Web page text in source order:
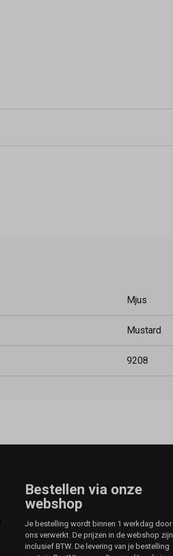
Mjus
Mustard
9208
Bestellen via onze
webshop
Je bestelling wordt binnen 1 werkdag door
ons verwerkt. De prijzen in de webshop zijn
inclusief BTW. De levering van je bestelling